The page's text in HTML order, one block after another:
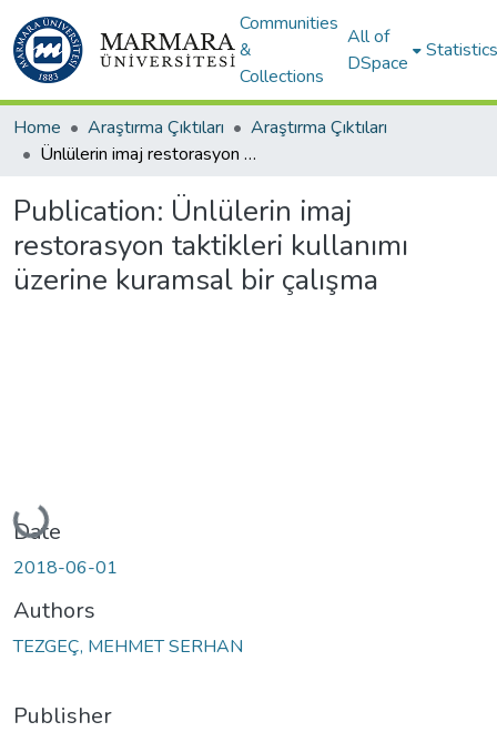
Communities
&
Collections
All of
DSpace
Statistics
Home Araştırma Çıktıları
Araştırma Çıktıları
Ünlülerin imaj restorasyon taktikleri kullanımı üzerine kuramsal bir çalışma
Publication: Ünlülerin imaj
restorasyon taktikleri kullanımı
üzerine kuramsal bir çalışma
Loading...
Date
2018-06-01
Authors
TEZGEÇ, MEHMET SERHAN
Publisher